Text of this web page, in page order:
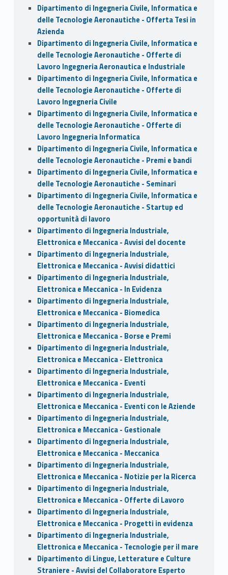
Dipartimento di Ingegneria Civile, Informatica e
delle Tecnologie Aeronautiche - Offerta Tesi in
Azienda
Dipartimento di Ingegneria Civile, Informatica e
delle Tecnologie Aeronautiche - Offerte di
Lavoro Ingegneria Aeronautica e Industriale
Dipartimento di Ingegneria Civile, Informatica e
delle Tecnologie Aeronautiche - Offerte di
Lavoro Ingegneria Civile
Dipartimento di Ingegneria Civile, Informatica e
delle Tecnologie Aeronautiche - Offerte di
Lavoro Ingegneria Informatica
Dipartimento di Ingegneria Civile, Informatica e
delle Tecnologie Aeronautiche - Premi e bandi
Dipartimento di Ingegneria Civile, Informatica e
delle Tecnologie Aeronautiche - Seminari
Dipartimento di Ingegneria Civile, Informatica e
delle Tecnologie Aeronautiche - Startup ed
opportunità di lavoro
Dipartimento di Ingegneria Industriale,
Elettronica e Meccanica - Avvisi del docente
Dipartimento di Ingegneria Industriale,
Elettronica e Meccanica - Avvisi didattici
Dipartimento di Ingegneria Industriale,
Elettronica e Meccanica - In Evidenza
Dipartimento di Ingegneria Industriale,
Elettronica e Meccanica - Biomedica
Dipartimento di Ingegneria Industriale,
Elettronica e Meccanica - Borse e Premi
Dipartimento di Ingegneria Industriale,
Elettronica e Meccanica - Elettronica
Dipartimento di Ingegneria Industriale,
Elettronica e Meccanica - Eventi
Dipartimento di Ingegneria Industriale,
Elettronica e Meccanica - Eventi con le Aziende
Dipartimento di Ingegneria Industriale,
Elettronica e Meccanica - Gestionale
Dipartimento di Ingegneria Industriale,
Elettronica e Meccanica - Meccanica
Dipartimento di Ingegneria Industriale,
Elettronica e Meccanica - Notizie per la Ricerca
Dipartimento di Ingegneria Industriale,
Elettronica e Meccanica - Offerte di Lavoro
Dipartimento di Ingegneria Industriale,
Elettronica e Meccanica - Progetti in evidenza
Dipartimento di Ingegneria Industriale,
Elettronica e Meccanica - Tecnologie per il mare
Dipartimento di Lingue, Letterature e Culture
Straniere - Avvisi del Collaboratore Esperto